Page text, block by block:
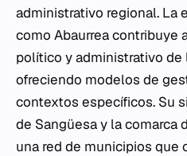
administrativo regional. La
como Abaurrea contribuye
político y administrativo de
ofreciendo modelos de
contextos específicos. Su
de Sangüesa y la comarca
una red de municipios que